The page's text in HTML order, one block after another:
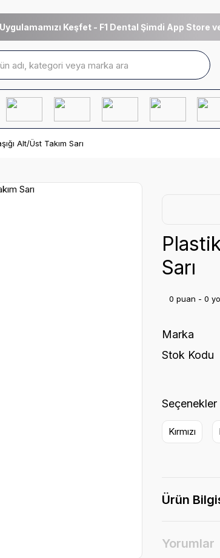
Keşfet - F1 Dental Şimdi App Store
Alt/Üst Takım Sarı
Sarı
0 puan - 0
Marka
Stok Kodu
Seçenekler
Kırmızı
Ürün
Yorumlar